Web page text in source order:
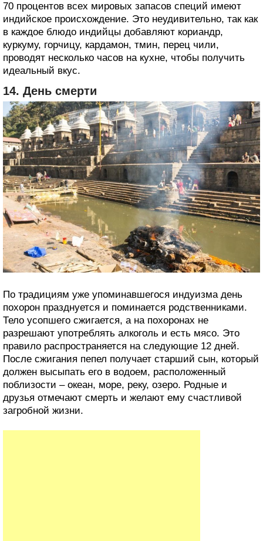
70 процентов всех мировых запасов специй имеют
индийское происхождение. Это неудивительно, так как
в каждое блюдо индийцы добавляют кориандр,
куркуму, горчицу, кардамон, тмин, перец чили,
проводят несколько часов на кухне, чтобы получить
идеальный вкус.
14. День смерти
По традициям уже упоминавшегося индуизма день
похорон празднуется и поминается родственниками.
Тело усопшего сжигается, а на похоронах не
разрешают употреблять алкоголь и есть мясо. Это
правило распространяется на следующие 12 дней.
После сжигания пепел получает старший сын, который
должен высыпать его в водоем, расположенный
поблизости – океан, море, реку, озеро. Родные и
друзья отмечают смерть и желают ему счастливой
загробной жизни.